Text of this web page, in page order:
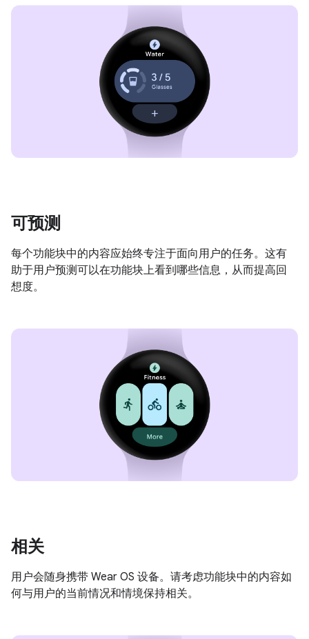
可预测
每个功能块中的内容应始终专注于面向用户的任务。这有
助于用户预测可以在功能块上看到哪些信息，从而提高回
想度。
相关
用户会随身携带 Wear OS 设备。请考虑功能块中的内容如
何与用户的当前情况和情境保持相关。